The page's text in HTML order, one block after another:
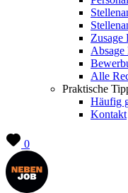
Zusage
Alle
Praktische
Häufig
Kontakt
0